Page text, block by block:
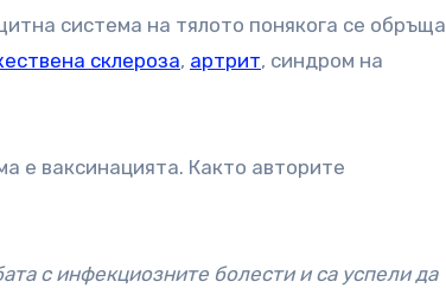
система на тялото понякога се обръща
склероза, артрит, синдром на
е ваксинацията. Както авторите
с инфекциозните болести и са успели да